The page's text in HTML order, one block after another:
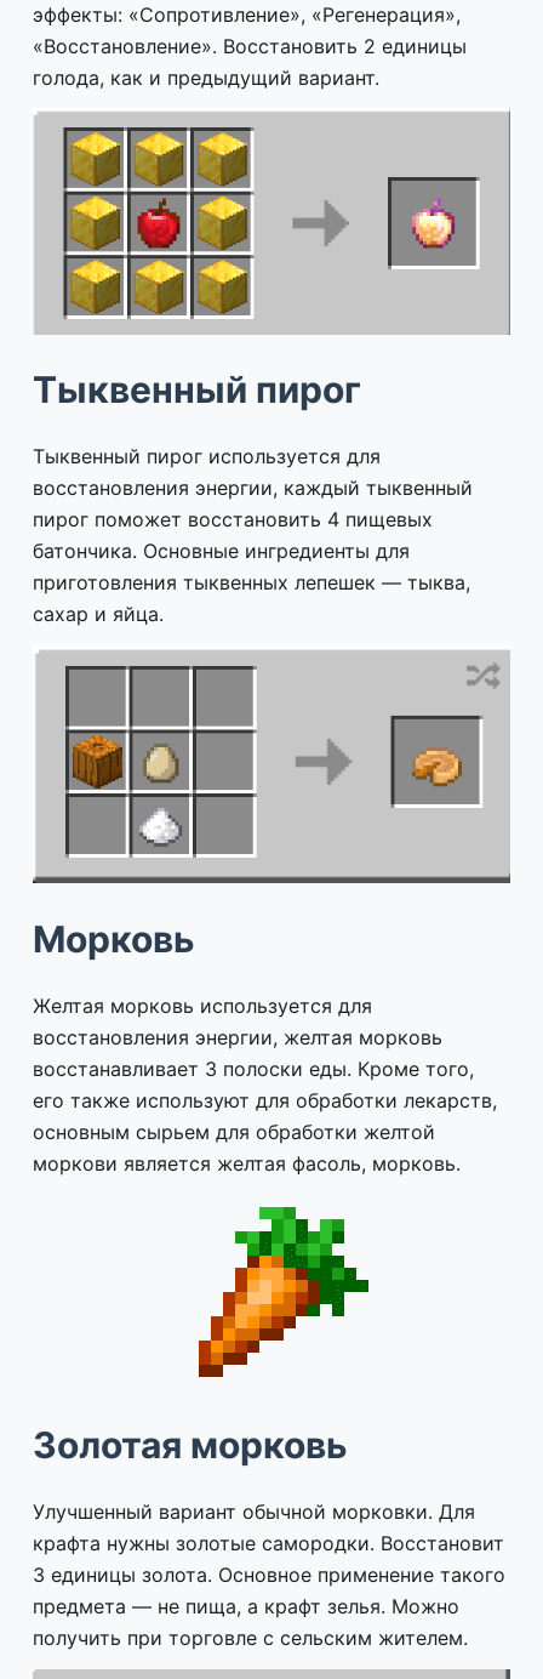
эффекты: «Сопротивление», «Регенерация»,
«Восстановление». Восстановить 2 единицы
голода, как и предыдущий вариант.
Тыквенный пирог
Тыквенный пирог используется для
восстановления энергии, каждый тыквенный
пирог поможет восстановить 4 пищевых
батончика. Основные ингредиенты для
приготовления тыквенных лепешек — тыква,
сахар и яйца.
Морковь
Желтая морковь используется для
восстановления энергии, желтая морковь
восстанавливает 3 полоски еды. Кроме того,
его также используют для обработки лекарств,
основным сырьем для обработки желтой
моркови является желтая фасоль, морковь.
Золотая морковь
Улучшенный вариант обычной морковки. Для
крафта нужны золотые самородки. Восстановит
3 единицы золота. Основное применение такого
предмета — не пища, а крафт зелья. Можно
получить при торговле с сельским жителем.